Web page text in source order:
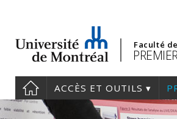
Faculté
ACCÈS ET OUTILS